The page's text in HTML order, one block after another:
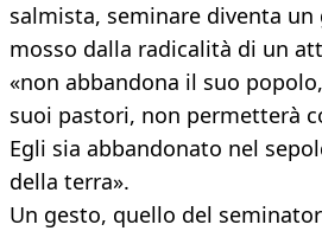
salmista, seminare diventa
mosso dalla radicalità di un
«non abbandona il suo
suoi pastori, non permetterà
Egli sia abbandonato nel
della terra».
Un gesto, quello del